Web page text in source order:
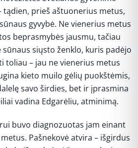
tądien, prieš aštuonerius metus,
gyvybė. Ne vienerius metus
beprasmybės jausmu, tačiau
sūnaus siųsto ženklo, kuris padėjo
toliau – jau ne vienerius metus
kieto muilo gėlių puokštėmis,
savo širdies, bet ir įprasmina
vadina Edgarėliu, atminimą.
buvo diagnozuotas jam einant
Pašnekovė atvira – išgirdus